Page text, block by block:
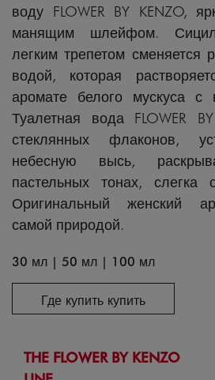
воду FLOWER BY KENZO,
манящим шлейфом.
легким трепетом сменяется
водой, которая
аромате белого мускуса с
Туалетная вода FLOWER
стеклянных флаконов,
небесную высь,
пастельных тонах, слегка
Оригинальный женский
самой природой.
30 мл | 50 мл | 100 мл
Где купить купить
THE FLOWER BY KENZO